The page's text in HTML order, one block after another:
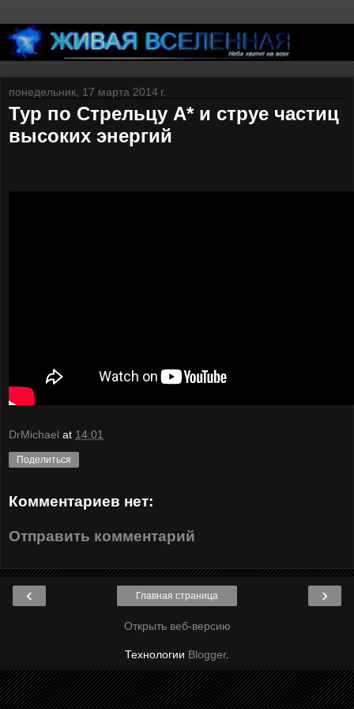
понедельник, 17 марта 2014 г.
Тур по Стрельцу А* и струе частиц
высоких энергий
DrMichael at 14:01
Поделиться
Комментариев нет:
Отправить комментарий
‹ ›
Главная страница
Открыть веб-версию
Технологии Blogger.